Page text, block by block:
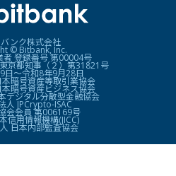
ンク株式会社
© Bitbank, Inc.
者 登録番号 第00004号
京都知事（２）第31821号
日〜令和8年9月28日
暗号資産等取引業協会
暗号資産ビジネス協会
デジタル分散型金融協会
人 JPCrypto-ISAC
会会員 第006169号
信用情報機構(JICC)
日本内部監査協会